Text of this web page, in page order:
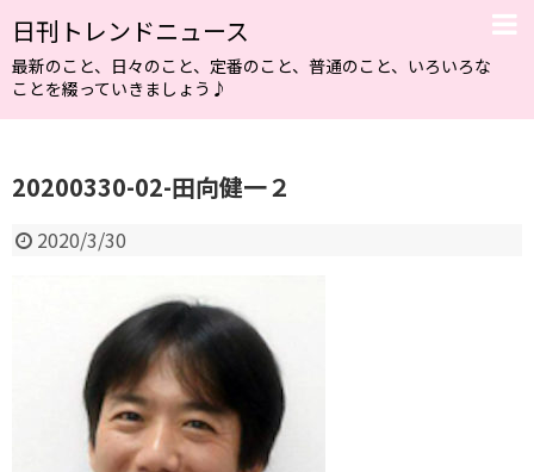
日刊トレンドニュース
最新のこと、日々のこと、定番のこと、普通のこと、いろいろな
ことを綴っていきましょう♪
20200330-02-田向健一２
2020/3/30